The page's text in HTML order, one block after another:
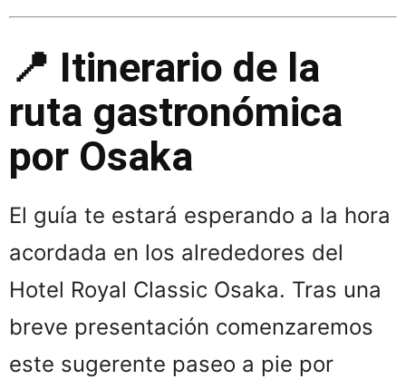
📍 Itinerario de la
ruta gastronómica
por Osaka
El guía te estará esperando a la hora
acordada en los alrededores del
Hotel Royal Classic Osaka. Tras una
breve presentación comenzaremos
este sugerente paseo a pie por